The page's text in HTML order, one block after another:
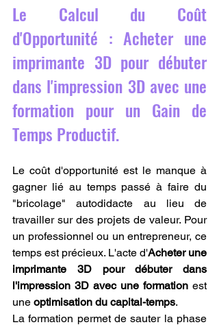
Le Calcul du Coût
d'Opportunité : Acheter une
imprimante 3D pour débuter
dans l'impression 3D avec une
formation pour un Gain de
Temps Productif.
Le coût d'opportunité est le manque à
gagner lié au temps passé à faire du
"bricolage" autodidacte au lieu de
travailler sur des projets de valeur. Pour
un professionnel ou un entrepreneur, ce
temps est précieux. L'acte d'Acheter une
imprimante 3D pour débuter dans
l'impression 3D avec une formation est
une optimisation du capital-temps.
La formation permet de sauter la phase